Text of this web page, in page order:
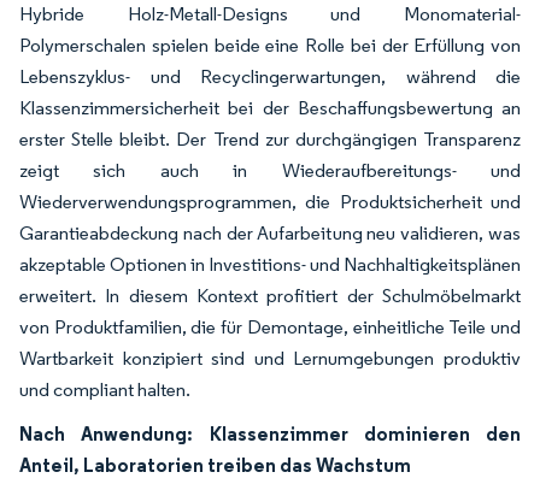
Hybride Holz-Metall-Designs und Monomaterial-
Polymerschalen spielen beide eine Rolle bei der Erfüllung von
Lebenszyklus- und Recyclingerwartungen, während die
Klassenzimmersicherheit bei der Beschaffungsbewertung an
erster Stelle bleibt. Der Trend zur durchgängigen Transparenz
zeigt sich auch in Wiederaufbereitungs- und
Wiederverwendungsprogrammen, die Produktsicherheit und
Garantieabdeckung nach der Aufarbeitung neu validieren, was
akzeptable Optionen in Investitions- und Nachhaltigkeitsplänen
erweitert. In diesem Kontext profitiert der Schulmöbelmarkt
von Produktfamilien, die für Demontage, einheitliche Teile und
Wartbarkeit konzipiert sind und Lernumgebungen produktiv
und compliant halten.
Nach Anwendung: Klassenzimmer dominieren den
Anteil, Laboratorien treiben das Wachstum